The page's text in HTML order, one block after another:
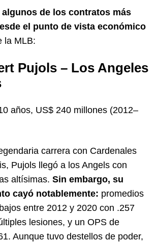
algunos de los contratos más
el punto de vista económico
la MLB:
Pujols – Los Angeles
años, US$ 240 millones (2012–
carrera con Cardenales
Pujols llegó a los Angels con
altísimas. Sin embargo, su
cayó notablemente: promedios
entre 2012 y 2020 con .257
lesiones, y un OPS de
Aunque tuvo destellos de poder,